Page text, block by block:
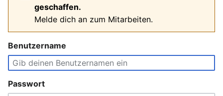
geschaffen.
Melde dich an zum Mitarbeiten.
Benutzername
Passwort